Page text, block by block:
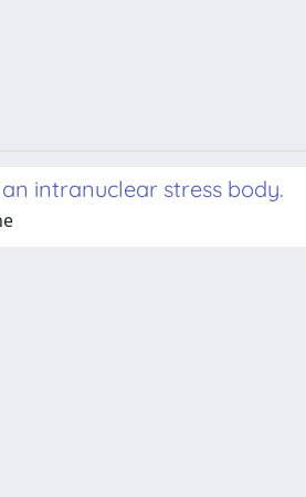
intranuclear stress body.